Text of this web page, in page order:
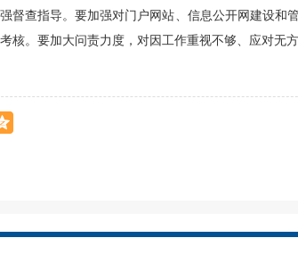
强督查指导。要加强对门户网站、信息公开网建设
核。要加大问责力度，对因工作重视不够、应对无